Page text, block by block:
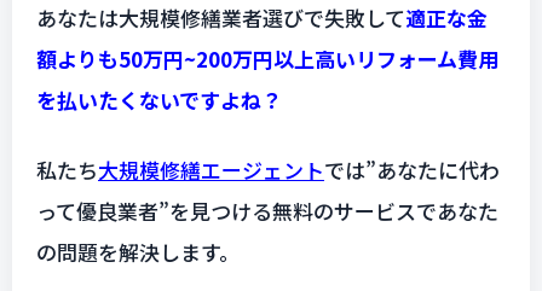
あなたは大規模修繕業者選びで失敗して適正な金
額よりも50万円~200万円以上高いリフォーム費用
を払いたくないですよね？
私たち大規模修繕エージェントでは”あなたに代わ
って優良業者”を見つける無料のサービスであなた
の問題を解決します。